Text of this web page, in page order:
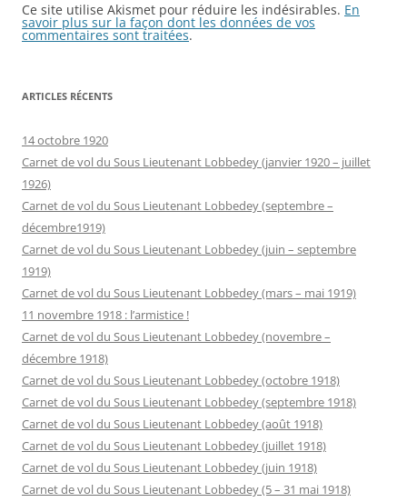
Ce site utilise Akismet pour réduire les indésirables. En
savoir plus sur la façon dont les données de vos
commentaires sont traitées.
ARTICLES RÉCENTS
14 octobre 1920
Carnet de vol du Sous Lieutenant Lobbedey (janvier 1920 – juillet
1926)
Carnet de vol du Sous Lieutenant Lobbedey (septembre –
décembre1919)
Carnet de vol du Sous Lieutenant Lobbedey (juin – septembre
1919)
Carnet de vol du Sous Lieutenant Lobbedey (mars – mai 1919)
11 novembre 1918 : l’armistice !
Carnet de vol du Sous Lieutenant Lobbedey (novembre –
décembre 1918)
Carnet de vol du Sous Lieutenant Lobbedey (octobre 1918)
Carnet de vol du Sous Lieutenant Lobbedey (septembre 1918)
Carnet de vol du Sous Lieutenant Lobbedey (août 1918)
Carnet de vol du Sous Lieutenant Lobbedey (juillet 1918)
Carnet de vol du Sous Lieutenant Lobbedey (juin 1918)
Carnet de vol du Sous Lieutenant Lobbedey (5 – 31 mai 1918)